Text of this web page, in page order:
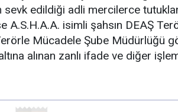
sevk edildiği adli mercilerce
A.S.H.A.A. isimli şahsın DEAŞ
Mücadele Şube Müdürlüğü
alınan zanlı ifade ve diğer